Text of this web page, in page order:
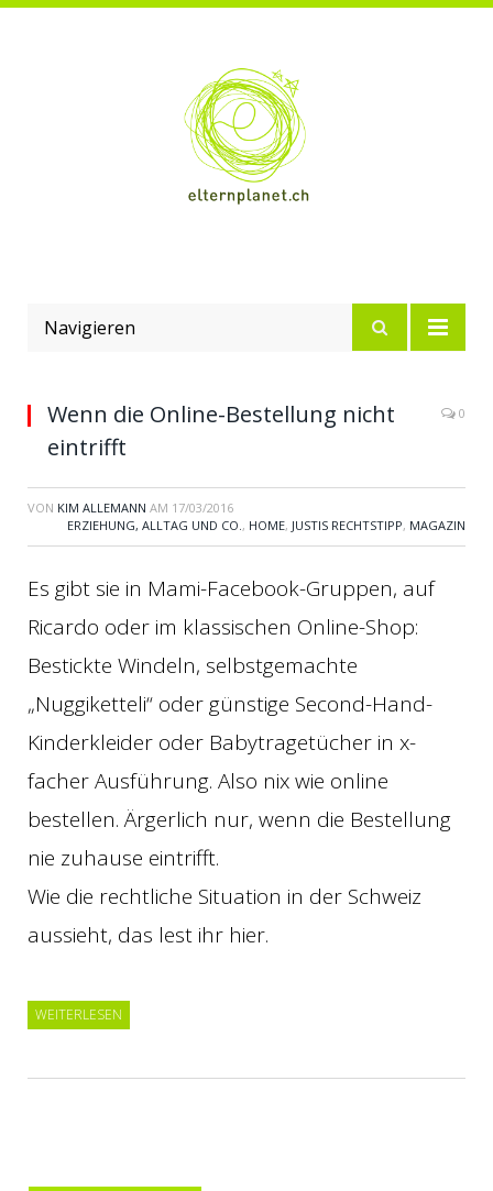
Navigieren
Wenn die Online-Bestellung nicht
eintrifft
0
VON KIM ALLEMANN AM 17/03/2016
ERZIEHUNG, ALLTAG UND CO., HOME, JUSTIS RECHTSTIPP, MAGAZIN
Es gibt sie in Mami-Facebook-Gruppen, auf
Ricardo oder im klassischen Online-Shop:
Bestickte Windeln, selbstgemachte
„Nuggiketteli“ oder günstige Second-Hand-
Kinderkleider oder Babytragetücher in x-
facher Ausführung. Also nix wie online
bestellen. Ärgerlich nur, wenn die Bestellung
nie zuhause eintrifft.
Wie die rechtliche Situation in der Schweiz
aussieht, das lest ihr hier.
WEITERLESEN